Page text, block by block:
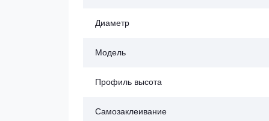
Диаметр
Модель
Профиль высота
Самозаклеивание